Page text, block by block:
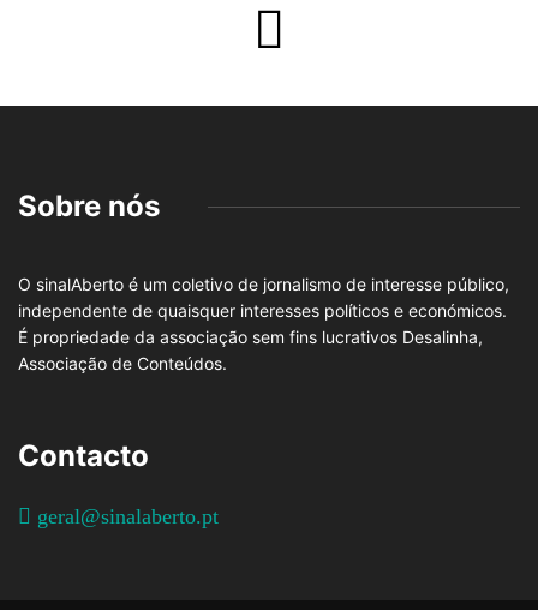
Sobre nós
O sinalAberto é um coletivo de jornalismo de interesse público,
independente de quaisquer interesses políticos e económicos.
É propriedade da associação sem fins lucrativos Desalinha,
Associação de Conteúdos.
Contacto
geral@sinalaberto.pt